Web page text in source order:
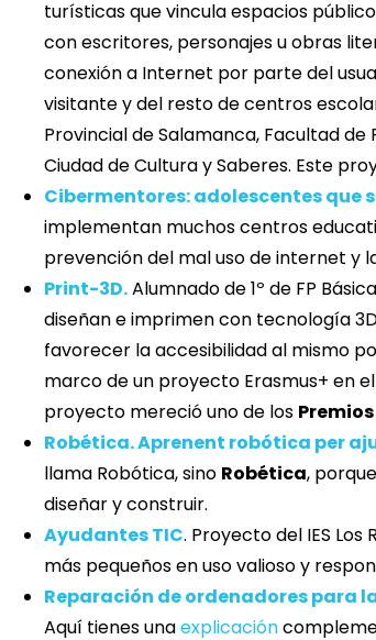
turísticas que vincula espacios
con escritores, personajes u obras
conexión a Internet por parte del
visitante y del resto de centros
Provincial de Salamanca, Facultad
Ciudad de Cultura y Saberes. Este
Cibermentores: adolescentes que
implementan muchos centros
prevención del mal uso de internet y
Print-3D.Alumnado de 1º de FP
diseñan e imprimen con tecnología
favorecer la accesibilidad al mismo
marco de un proyecto Erasmus+ en
proyecto mereció uno de los
Robética. Aprenent robótica per
llama Robótica, sino Robética,
diseñar y construir.
Ayudantes TIC. Proyecto del IES
más pequeños en uso valioso y
Reparación de ordenadores para
Aquí tienes unaexplicación